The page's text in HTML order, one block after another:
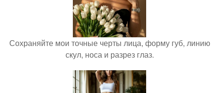
Сохраняйте мои точные черты лица, форму губ, линию
скул, носа и разрез глаз.